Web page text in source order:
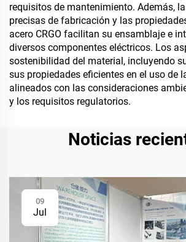
requisitos de mantenimiento. Además,
precisas de fabricación y las
acero CRGO facilitan su ensamblaje e
diversos componentes eléctricos. Los
sostenibilidad del material, incluyendo
sus propiedades eficientes en el uso de
alineados con las consideraciones
y los requisitos regulatorios.
Noticias
09
Jul